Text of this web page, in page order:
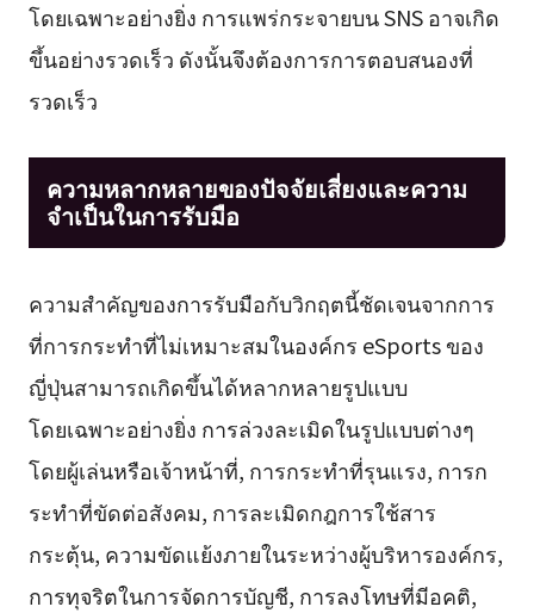
โดยเฉพาะอย่างยิ่ง การแพร่กระจายบน SNS อาจเกิด
ขึ้นอย่างรวดเร็ว ดังนั้นจึงต้องการการตอบสนองที่
รวดเร็ว
ความหลากหลายของปัจจัยเสี่ยงและความ
จำเป็นในการรับมือ
ความสำคัญของการรับมือกับวิกฤตนี้ชัดเจนจากการ
ที่การกระทำที่ไม่เหมาะสมในองค์กร eSports ของ
ญี่ปุ่นสามารถเกิดขึ้นได้หลากหลายรูปแบบ
โดยเฉพาะอย่างยิ่ง การล่วงละเมิดในรูปแบบต่างๆ
โดยผู้เล่นหรือเจ้าหน้าที่, การกระทำที่รุนแรง, การก
ระทำที่ขัดต่อสังคม, การละเมิดกฎการใช้สาร
กระตุ้น, ความขัดแย้งภายในระหว่างผู้บริหารองค์กร,
การทุจริตในการจัดการบัญชี, การลงโทษที่มีอคติ,